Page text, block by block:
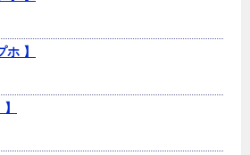
ホ 】